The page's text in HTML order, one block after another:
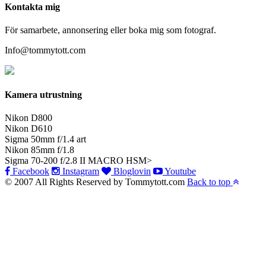
Kontakta mig
För samarbete, annonsering eller boka mig som fotograf.
Info@tommytott.com
Kamera utrustning
Nikon D800
Nikon D610
Sigma 50mm f/1.4 art
Nikon 85mm f/1.8
Sigma 70-200 f/2.8 II MACRO HSM>
Facebook
Instagram Bloglovin
Youtube
© 2007 All Rights Reserved by Tommytott.com Back to top